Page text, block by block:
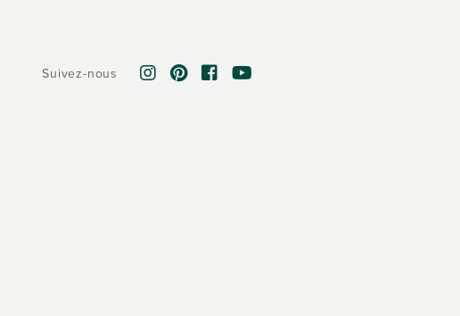
Suivez-nous